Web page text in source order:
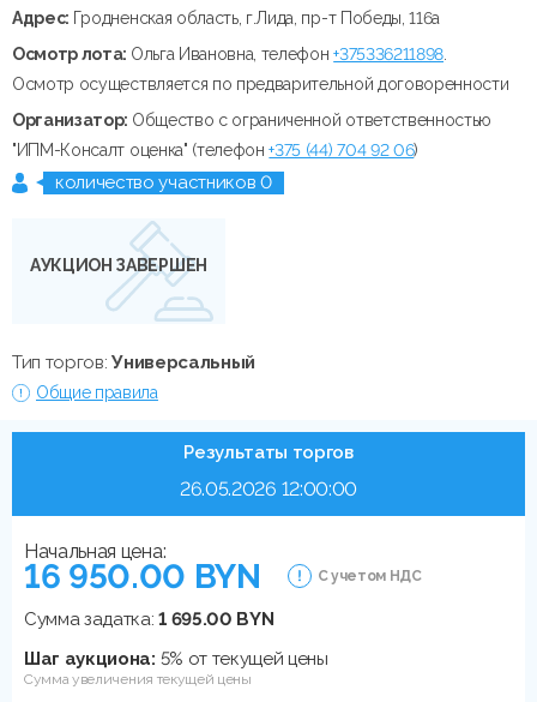
Адрес: Гродненская область, г.Лида, пр-т Победы, 116а
Осмотр лота: Ольга Ивановна, телефон+375336211898
Осмотр осуществляется по предварительной договоренности
Организатор: Общество с ограниченной ответственностью
"ИПМ-Консалт оценка" (телефон+375 (44) 704 92 06)
количество участников 0
АУКЦИОН ЗАВЕРШЕН
Тип торгов:Универсальный
Общие правила
Результаты торгов
26.05.2026 12:00:00
Начальная цена:
16 950.00 BYN С учетом НДС
Сумма задатка:1 695.00 BYN
Шаг аукциона: 5% от текущей цены
Сумма увеличения текущей цены